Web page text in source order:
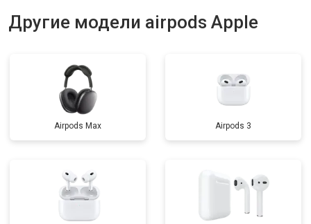
Другие модели airpods Apple
Airpods Max Airpods 3